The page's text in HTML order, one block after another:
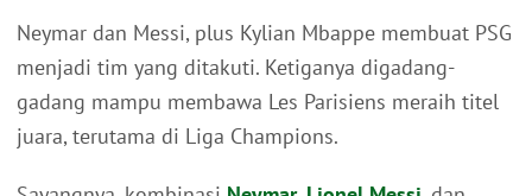
Neymar dan Messi, plus Kylian Mbappe membuat PSG
menjadi tim yang ditakuti. Ketiganya digadang-
gadang mampu membawa Les Parisiens meraih titel
juara, terutama di Liga Champions.